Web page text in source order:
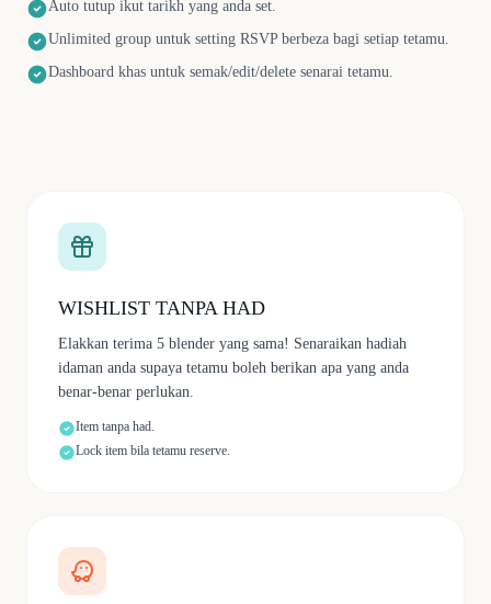
Auto tutup ikut tarikh yang anda set.
Unlimited group untuk setting RSVP berbeza bagi setiap tetamu.
Dashboard khas untuk semak/edit/delete senarai tetamu.
WISHLIST TANPA HAD
Elakkan terima 5 blender yang sama! Senaraikan hadiah
idaman anda supaya tetamu boleh berikan apa yang anda
benar-benar perlukan.
Item tanpa had.
Lock item bila tetamu reserve.